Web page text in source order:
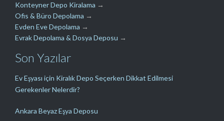
Konteyner Depo Kiralama →
Ofis & Büro Depolama →
Evden Eve Depolama →
Evrak Depolama & Dosya Deposu →
Son Yazılar
Ev Eşyası için Kiralık Depo Seçerken Dikkat Edilmesi
Gerekenler Nelerdir?
Ankara Beyaz Eşya Deposu